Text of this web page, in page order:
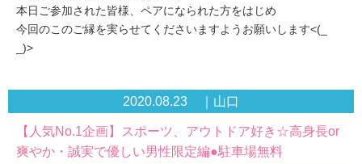
本日ご参加された皆様、ペアになられた方をはじめ
今回のこのご縁を実らせてくださいますようお願いします<(_
_)>
2020.08.23 ｜山口
【人気No.1企画】スポーツ、アウトドア好き☆高身長or
爽やか・誠実で優しい男性限定編●駐車場無料